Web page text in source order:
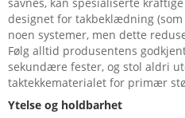
designet for takbeklædning
noen systemer, men dette
Følg alltid produsentens
sekundære fester, og stol aldri
taktekkematerialet for primær
Ytelse og holdbarhet